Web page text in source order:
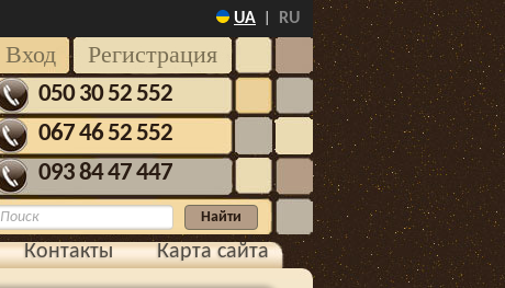
UA RU
Регистрация
Вход
050 30 52 552
067 46 52 552
093 84 47 447
Контакты Карта сайта